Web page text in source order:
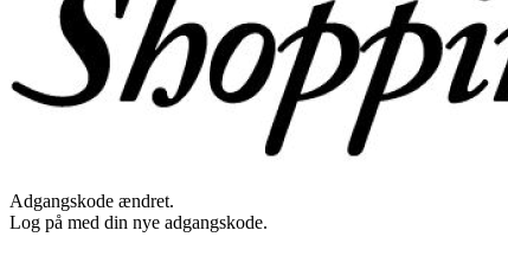
Adgangskode ændret.
Log på med din nye adgangskode.